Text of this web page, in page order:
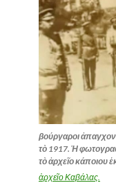
βούργαροι
τὸ 1917. Ἡ
τὸ ἀρχεῖο κάποιου
ἀρχεῖο Καβάλας.